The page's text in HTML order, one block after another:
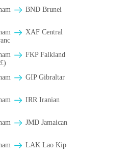
BND Brunei
XAF Central
FKP Falkland
GIP Gibraltar
IRR Iranian
JMD Jamaican
LAK Lao Kip